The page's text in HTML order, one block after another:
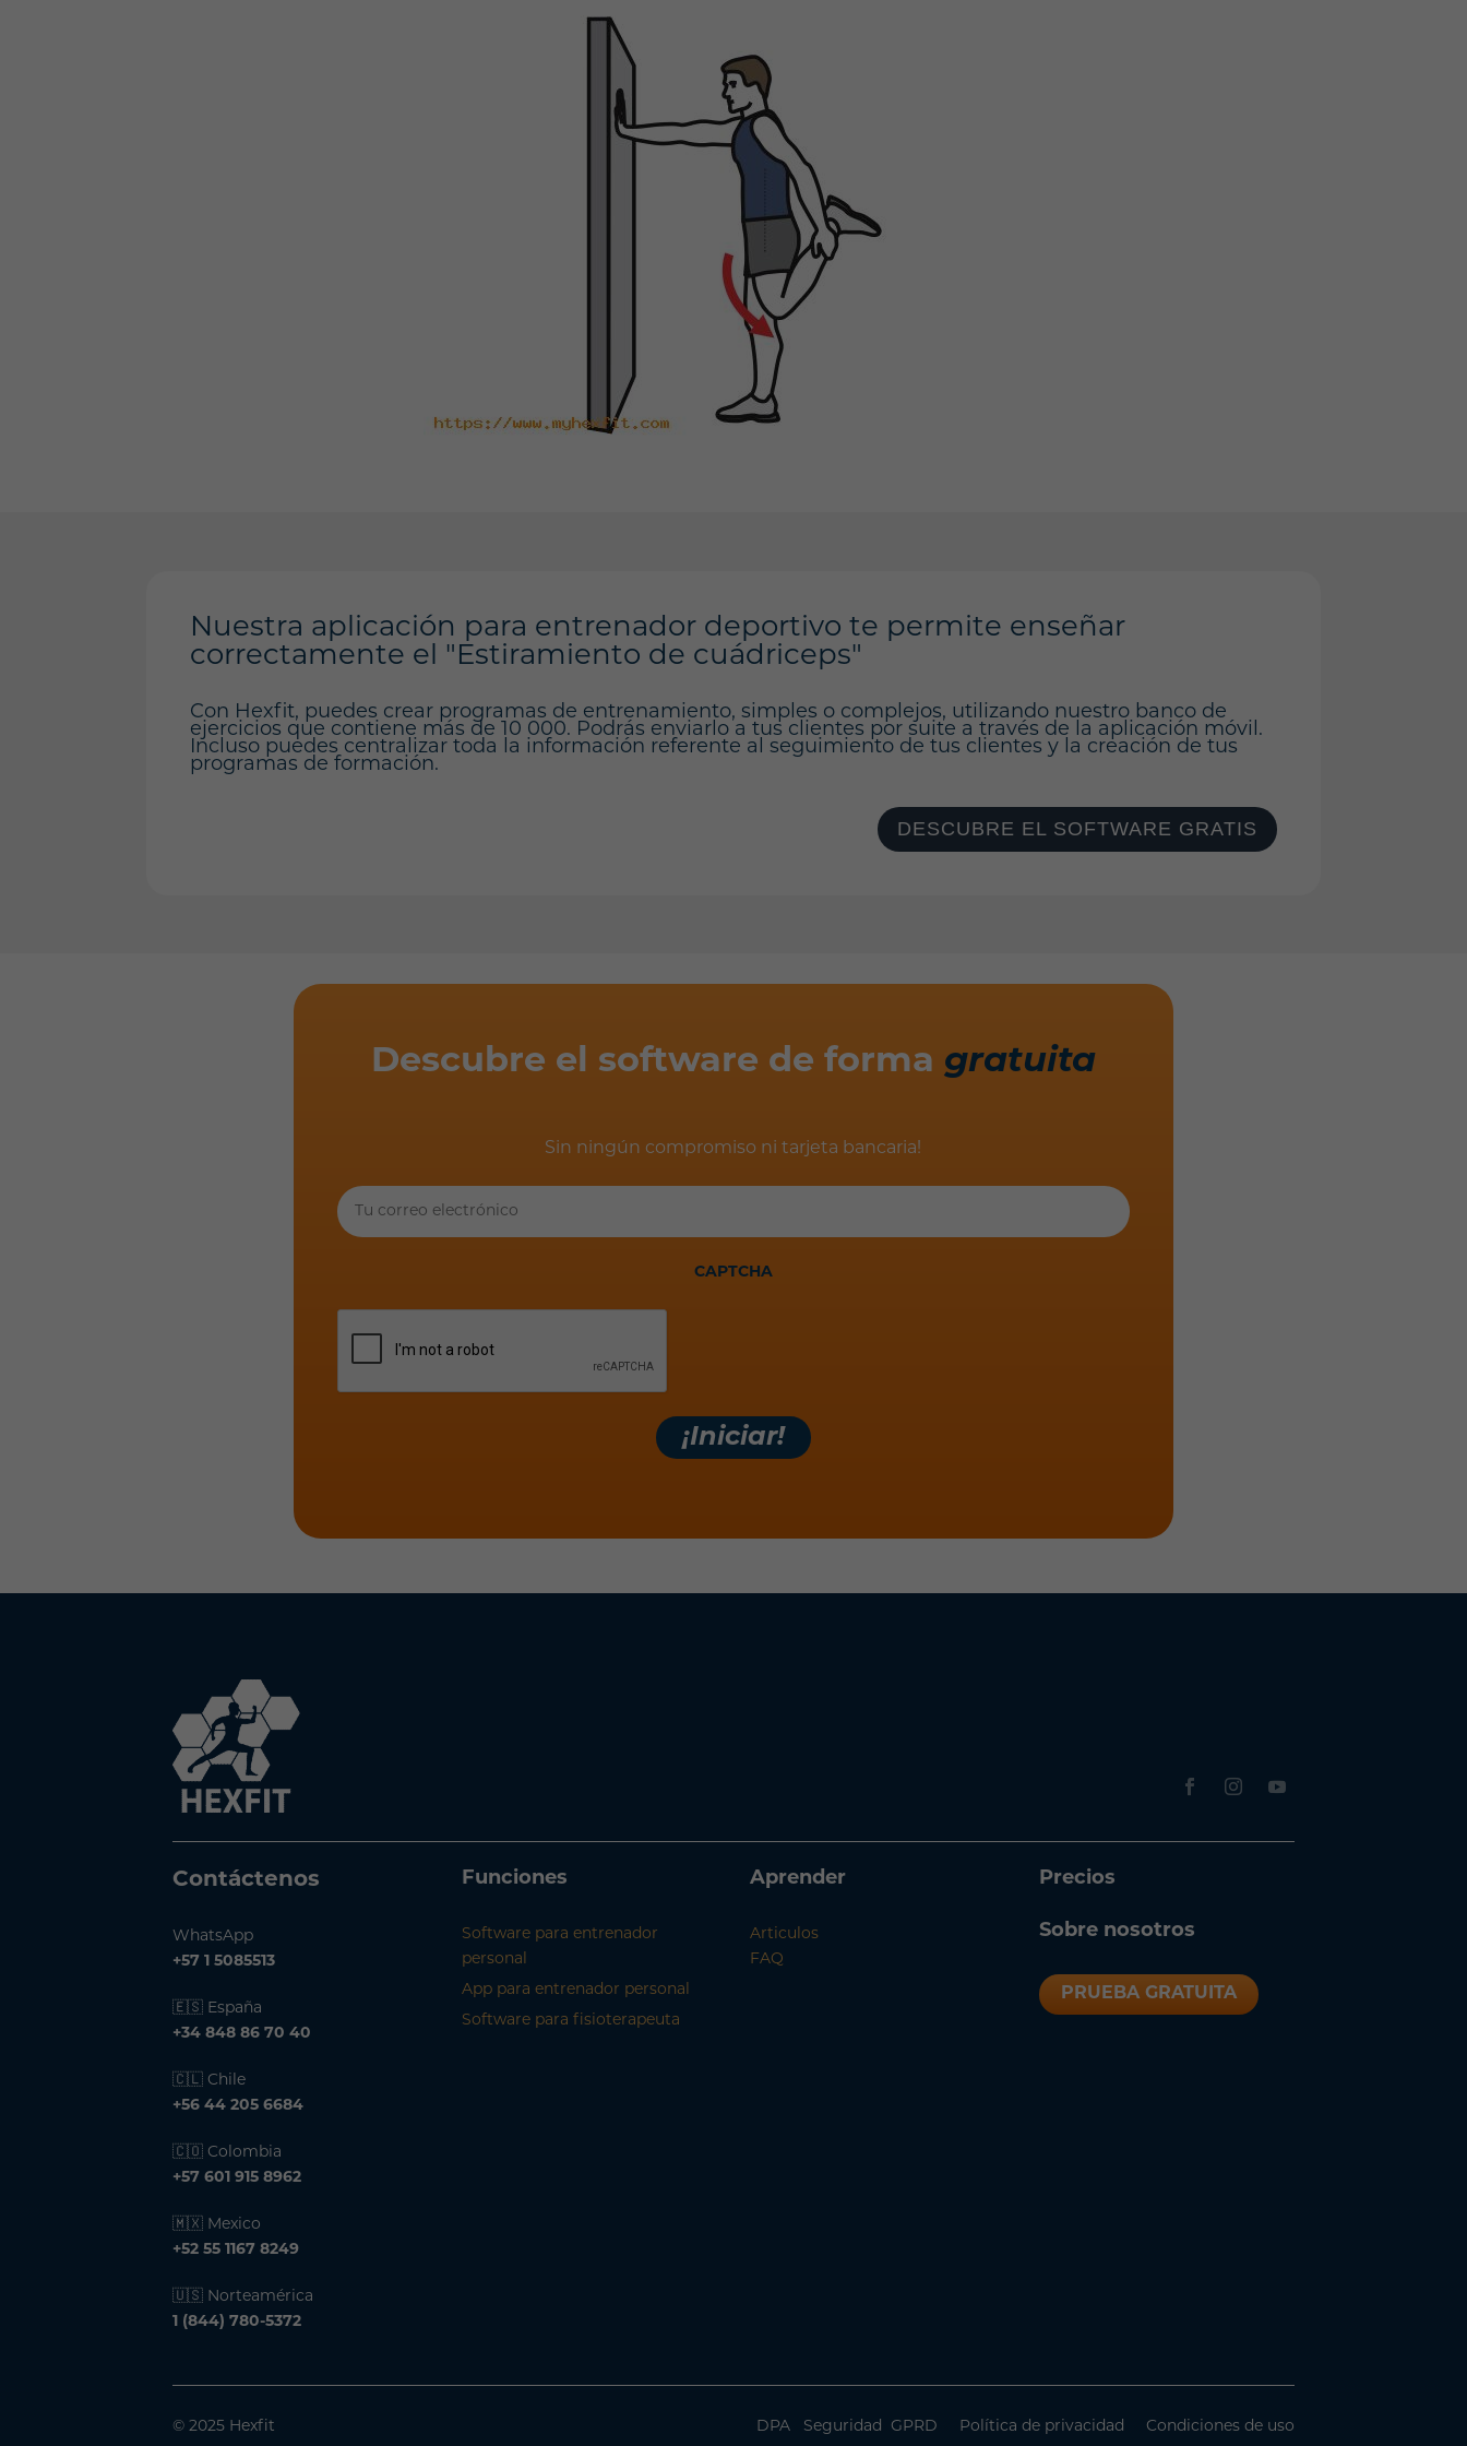
Nuestra aplicación para entrenador deportivo te permite enseñar
correctamente el "Estiramiento de cuádriceps"
Con Hexfit, puedes crear programas de entrenamiento, simples o complejos, utilizando nuestro banco de
ejercicios que contiene más de 10 000. Podrás enviarlo a tus clientes por suite a través de la aplicación móvil.
Incluso puedes centralizar toda la información referente al seguimiento de tus clientes y la creación de tus
programas de formación.
DESCUBRE EL SOFTWARE GRATIS
Descubre el software de forma gratuita
Sin ningún compromiso ni tarjeta bancaria!
electrónico
CAPTCHA
Contáctenos
WhatsApp
+57 1 5085513
🇪🇸 España
+34 848 86 70 40
🇨🇱 Chile
+56 44 205 6684
🇨🇴 Colombia
+57 601 915 8962
🇲🇽 Mexico
+52 55 1167 8249
🇺🇸 Norteamérica
1 (844) 780-5372
Funciones
Software para entrenador
personal
App para entrenador personal
Software para fisioterapeuta
Aprender
Articulos
FAQ
Precios
Sobre nosotros
PRUEBA GRATUITA
© 2025 Hexfit DPA Seguridad GPRD Política de privacidad Condiciones de uso